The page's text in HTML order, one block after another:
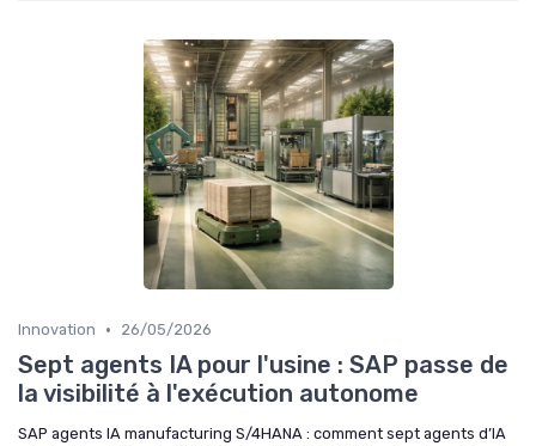
Innovation • 26/05/2026
Sept agents IA pour l'usine : SAP passe de
la visibilité à l'exécution autonome
SAP agents IA manufacturing S/4HANA : comment sept agents d’IA